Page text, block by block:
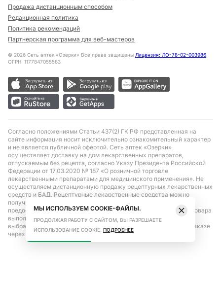
Продажа дистанционным способом
Редакционная политика
Политика рекомендаций
Партнерская программа для веб-мастеров
© 2026 Сеть аптек «Озерки» Все права защищены Лицензия: ЛО-78-02-003986,
ОГРН: 1177847055583
Согласно положениями Статьи 437(2) ГК РФ представленная на
сайте информация носит исключительно ознакомительный характер
и не является публичной офертой. Сеть аптек «Озерки»
осуществляет доставку на дом лекарственных препаратов,
отпускаемым без рецепта, согласно Указу Президента Российской
Федерации от 17.03.2020 № 187 «О розничной торговле
лекарственными препаратами для медицинского применения». Не
осуществляем дистанционную продажу рецептурных лекарственных
средств и БАД. Рецептурные лекарственные средства можно
получить только при помощи самовывоза в аптеке при
предоставлении рецепта, выписанного врачом. Бронирование товара
выполняется при условиях последующего выкупа заказа в
выбранном аптечном пункте. Цена действительна только при заказе
через сайт.
МЫ ИСПОЛЬЗУЕМ COOKIE-ФАЙЛЫ.
ПРОДОЛЖАЯ РАБОТУ С САЙТОМ, ВЫ РАЗРЕШАЕТЕ
ИСПОЛЬЗОВАНИЕ COOKIE. ПОДРОБНЕЕ